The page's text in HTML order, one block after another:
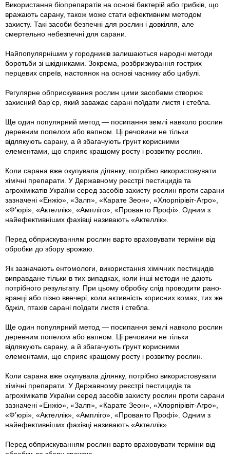
Використання біопрепаратів на основі бактерій або грибків, що
вражають сарану, також може стати ефективним методом
захисту. Такі засоби безпечні для рослин і довкілля, але
смертельно небезпечні для сарани.
Найпопулярнішим у городників залишаються народні методи
боротьби зі шкідниками. Зокрема, розбризкування гострих
перцевих спреїв, настоянок на основі часнику або цибулі.
Регулярне обприскування рослин цими засобами створює
захисний бар’єр, який заважає сарані поїдати листя і стебла.
Ще один популярний метод — посипання землі навколо рослин
деревним попелом або вапном. Ці речовини не тільки
відлякують сарану, а й збагачують ґрунт корисними
елементами, що сприяє кращому росту і розвитку рослин.
Коли сарана вже окупувала ділянку, потрібно використовувати
хімічні препарати. У Державному реєстрі пестицидів та
агрохімікатів України серед засобів захисту рослин проти сарани
зазначені «Енжіо», «Залп», «Карате Зеон», «Хлорпірівіт-Агро»,
«Ф’юрі», «Актеллік», «Ампліго», «Прованто Профі». Одним з
найефективніших фахівці називають «Актеллік».
Перед обприскуванням рослин варто враховувати терміни від
обробки до збору врожаю.
Як зазначають ентомологи, використання хімічних пестицидів
виправдане тільки в тих випадках, коли інші методи не дають
потрібного результату. При цьому обробку слід проводити рано-
вранці або пізно ввечері, коли активність корисних комах, тих же
бджіл, птахів сарані поїдати листя і стебла.
Ще один популярний метод — посипання землі навколо рослин
деревним попелом або вапном. Ці речовини не тільки
відлякують сарану, а й збагачують ґрунт корисними
елементами, що сприяє кращому росту і розвитку рослин.
Коли сарана вже окупувала ділянку, потрібно використовувати
хімічні препарати. У Державному реєстрі пестицидів та
агрохімікатів України серед засобів захисту рослин проти сарани
зазначені «Енжіо», «Залп», «Карате Зеон», «Хлорпірівіт-Агро»,
«Ф’юрі», «Актеллік», «Ампліго», «Прованто Профі». Одним з
найефективніших фахівці називають «Актеллік».
Перед обприскуванням рослин варто враховувати терміни від